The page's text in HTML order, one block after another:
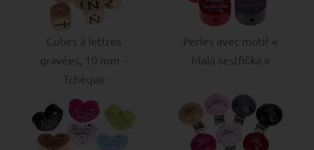
Cubes à lettres
gravées, 10 mm –
Tchèque
Perles avec motif «
Malá sestřička »